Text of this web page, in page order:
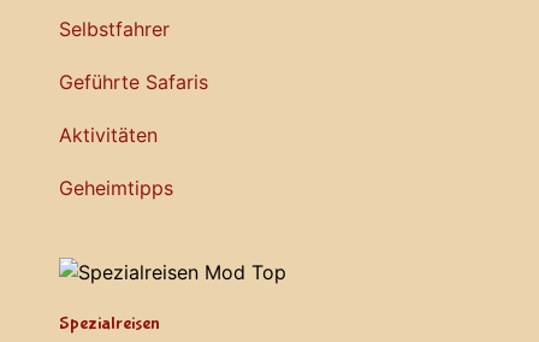
Selbstfahrer
Geführte Safaris
Aktivitäten
Geheimtipps
Spezialreisen